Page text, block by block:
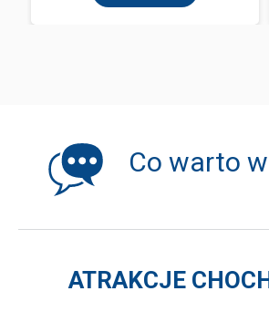
Co warto
ATRAKCJE